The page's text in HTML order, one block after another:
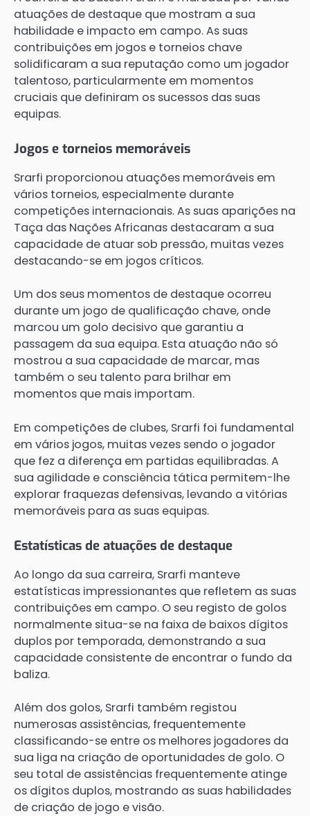
atuações de destaque que mostram a sua
habilidade e impacto em campo. As suas
contribuições em jogos e torneios chave
solidificaram a sua reputação como um jogador
talentoso, particularmente em momentos
cruciais que definiram os sucessos das suas
equipas.
Jogos e torneios memoráveis
Srarfi proporcionou atuações memoráveis em
vários torneios, especialmente durante
competições internacionais. As suas aparições na
Taça das Nações Africanas destacaram a sua
capacidade de atuar sob pressão, muitas vezes
destacando-se em jogos críticos.
Um dos seus momentos de destaque ocorreu
durante um jogo de qualificação chave, onde
marcou um golo decisivo que garantiu a
passagem da sua equipa. Esta atuação não só
mostrou a sua capacidade de marcar, mas
também o seu talento para brilhar em
momentos que mais importam.
Em competições de clubes, Srarfi foi fundamental
em vários jogos, muitas vezes sendo o jogador
que fez a diferença em partidas equilibradas. A
sua agilidade e consciência tática permitem-lhe
explorar fraquezas defensivas, levando a vitórias
memoráveis para as suas equipas.
Estatísticas de atuações de destaque
Ao longo da sua carreira, Srarfi manteve
estatísticas impressionantes que refletem as suas
contribuições em campo. O seu registo de golos
normalmente situa-se na faixa de baixos dígitos
duplos por temporada, demonstrando a sua
capacidade consistente de encontrar o fundo da
baliza.
Além dos golos, Srarfi também registou
numerosas assistências, frequentemente
classificando-se entre os melhores jogadores da
sua liga na criação de oportunidades de golo. O
seu total de assistências frequentemente atinge
os dígitos duplos, mostrando as suas habilidades
de criação de jogo e visão.